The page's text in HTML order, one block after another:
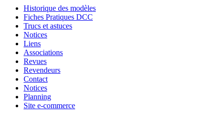
Historique des modèles
Fiches Pratiques DCC
Trucs et astuces
Notices
Liens
Associations
Revues
Revendeurs
Contact
Notices
Planning
Site e-commerce